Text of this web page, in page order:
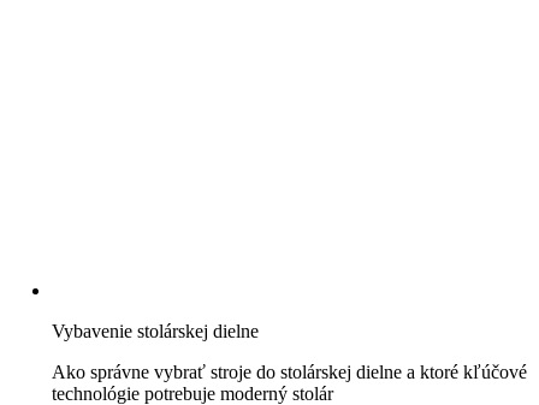
Vybavenie stolárskej dielne
Ako správne vybrať stroje do stolárskej dielne a ktoré kľúčové
technológie potrebuje moderný stolár